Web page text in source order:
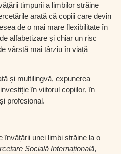
timpurii a limbilor străine
arată că copiii care devin
de o mai mare flexibilitate în
alfabetizare și chiar un risc
vârstă mai târziu în viață
și multilingvă, expunerea
în viitorul copiilor, în
profesional.
învățării unei limbi străine la o
Socială Internațională,